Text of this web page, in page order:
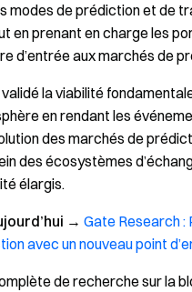
modes de prédiction et de
en prenant en charge les
d’entrée aux marchés de
la viabilité
en rendant les
des marchés de
des écosystèmes
élargis.
→ Gate Research
avec un nouveau point
de recherche sur la